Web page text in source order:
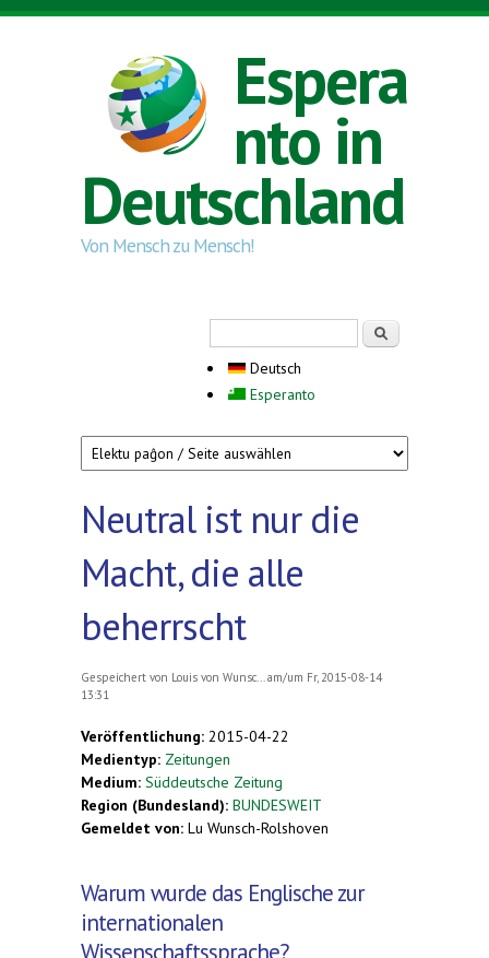
Direkt zum Inhalt
Espera
nto in
Deutschland
Von Mensch zu Mensch!
Deutsch
Esperanto
Neutral ist nur die
Macht, die alle
beherrscht
Gespeichert von Louis von Wunsc...
am/um Fr, 2015-08-14
13:31
Veröffentlichung: 2015-04-22
Medientyp: Zeitungen
Medium: Süddeutsche Zeitung
Region (Bundesland): BUNDESWEIT
Gemeldet von: Lu Wunsch-Rolshoven
Warum wurde das Englische zur
internationalen
Wissenschaftssprache?